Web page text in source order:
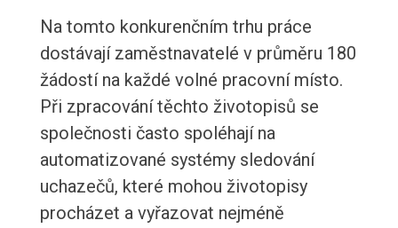
Na tomto konkurenčním trhu práce
dostávají zaměstnavatelé v průměru 180
žádostí na každé volné pracovní místo.
Při zpracování těchto životopisů se
společnosti často spoléhají na
automatizované systémy sledování
uchazečů, které mohou životopisy
procházet a vyřazovat nejméně